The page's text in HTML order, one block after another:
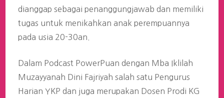
dianggap sebagai penanggungjawab dan memiliki
tugas untuk menikahkan anak perempuannya
pada usia 20-30an.
Dalam Podcast PowerPuan dengan Mba Iklilah
Muzayyanah Dini Fajriyah salah satu Pengurus
Harian YKP dan juga merupakan Dosen Prodi KG